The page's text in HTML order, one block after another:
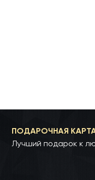
ПОДАРОЧНАЯ
Лучший подарок к